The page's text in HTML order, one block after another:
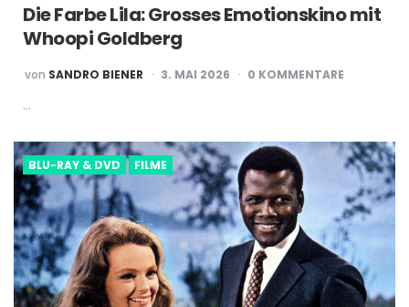
Die Farbe Lila: Grosses Emotionskino mit
Whoopi Goldberg
POSTED
BY
von SANDRO BIENER 3. MAI 2026 0 KOMMENTARE
…
BLU-RAY & DVD FILME